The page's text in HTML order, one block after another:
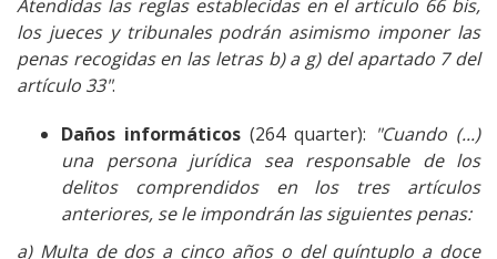
Atendidas las reglas establecidas en el artículo 66 bis,
los jueces y tribunales podrán asimismo imponer las
penas recogidas en las letras b) a g) del apartado 7 del
artículo 33".
Daños informáticos (264 quarter): "Cuando (...)
una persona jurídica sea responsable de los
delitos comprendidos en los tres artículos
anteriores, se le impondrán las siguientes penas:
a) Multa de dos a cinco años o del quíntuplo a doce